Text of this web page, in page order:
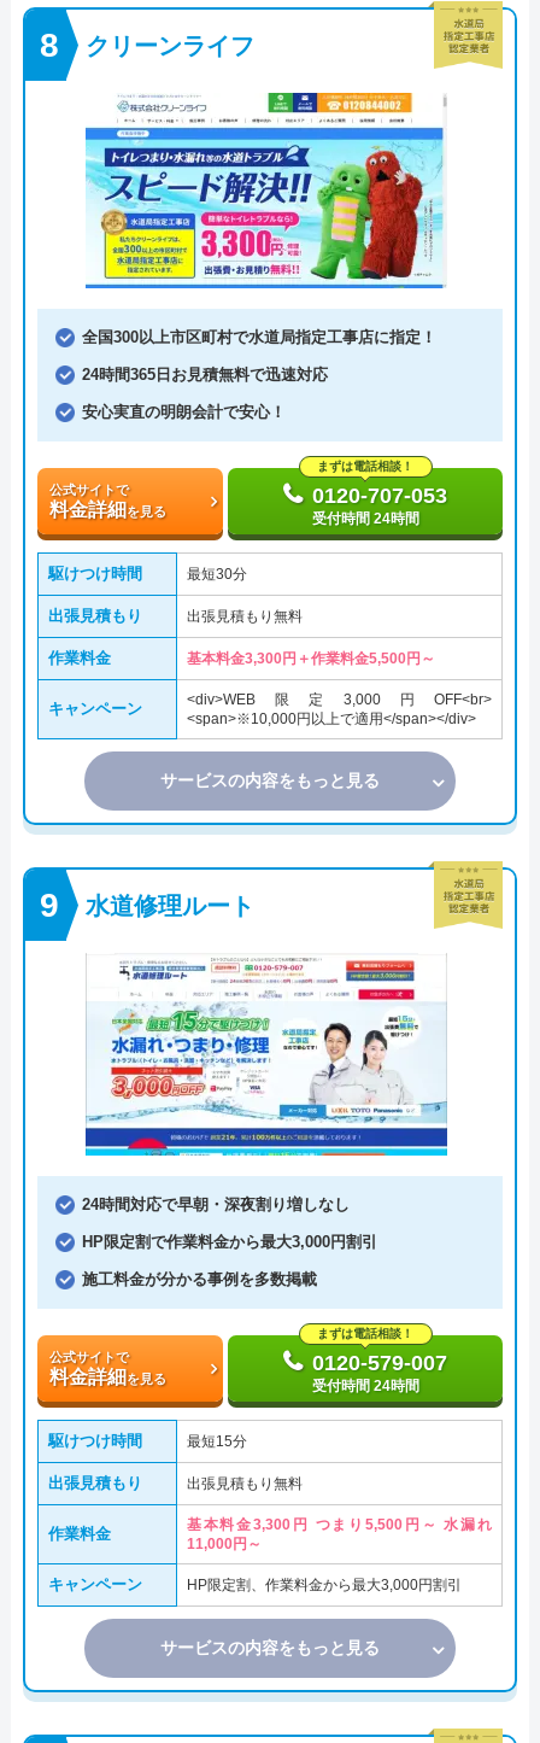
クリーンライフ
全国300以上市区町村で水道局指定工事店に指定！
24時間365日お見積無料で迅速対応
安心実直の明朗会計で安心！
公式サイトで
料金詳細を見る
まずは電話相談！
0120-707-053
受付時間 24時間
駆けつけ時間 最短30分
出張見積もり 出張見積もり無料
作業料金 基本料金3,300円＋作業料金5,500円～
キャンペーン
<div>WEB限定3,000円OFF<br>
<span>※10,000円以上で適用</span></div>
サービスの内容をもっと見る
水道修理ルート
24時間対応で早朝・深夜割り増しなし
HP限定割で作業料金から最大3,000円割引
施工料金が分かる事例を多数掲載
公式サイトで
料金詳細を見る
まずは電話相談！
0120-579-007
受付時間 24時間
駆けつけ時間 最短15分
出張見積もり 出張見積もり無料
作業料金
基本料金3,300円 つまり5,500円～ 水漏れ
11,000円～
キャンペーン HP限定割、作業料金から最大3,000円割引
サービスの内容をもっと見る